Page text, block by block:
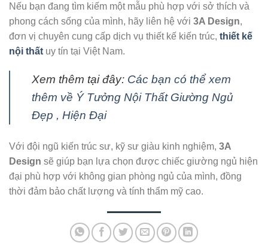
Nếu bạn đang tìm kiếm một mẫu phù hợp với sở thích và
phong cách sống của mình, hãy liên hệ với 3A Design,
đơn vị chuyên cung cấp dịch vụ thiết kế kiến trúc, thiết kế
nội thất uy tín tại Việt Nam.
Xem thêm tại đây: Các bạn có thể xem
thêm về Ý Tưởng Nội Thất Giường Ngủ
Đẹp , Hiện Đại
Với đội ngũ kiến trúc sư, kỹ sư giàu kinh nghiệm, 3A
Design sẽ giúp bạn lựa chọn được chiếc giường ngủ hiện
đại phù hợp với không gian phòng ngủ của mình, đồng
thời đảm bảo chất lượng và tính thẩm mỹ cao.